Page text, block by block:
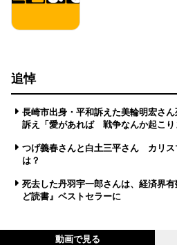
追悼
長崎市出身・平和訴えた美輪明宏さ
訴え「愛があれば 戦争なんか起こり
つげ義春さんと白土三平さん カリス
は？
死去した丹羽宇一郎さんは、経済界
ど読書』ベストセラーに
動画で見る